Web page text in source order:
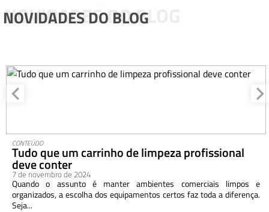
NOVIDADES DO BLOG
NOVIDADES DO BLOG
CONTEÚDO
Tudo que um carrinho de limpeza profissional
deve conter
7 de novembro de 2024
Quando o assunto é manter ambientes comerciais limpos e
organizados, a escolha dos equipamentos certos faz toda a diferença.
Seja...